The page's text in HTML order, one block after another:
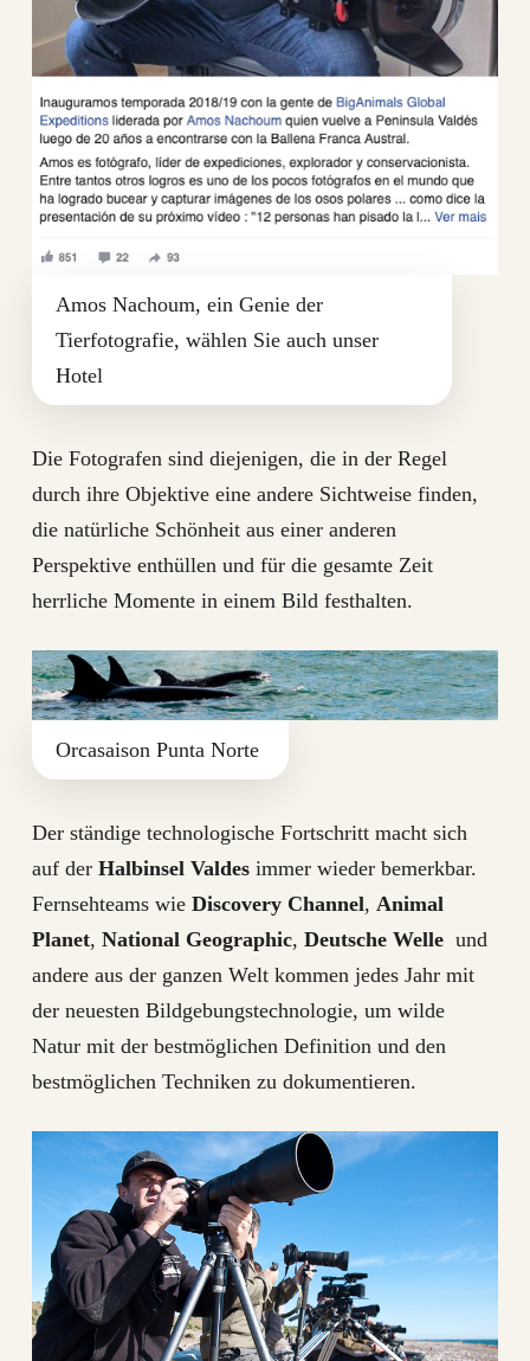
Amos Nachoum, ein Genie der
Tierfotografie, wählen Sie auch unser
Hotel
Die Fotografen sind diejenigen, die in der Regel
durch ihre Objektive eine andere Sichtweise finden,
die natürliche Schönheit aus einer anderen
Perspektive enthüllen und für die gesamte Zeit
herrliche Momente in einem Bild festhalten.
Orcasaison Punta Norte
Der ständige technologische Fortschritt macht sich
auf der Halbinsel Valdesimmer wieder bemerkbar.
Fernsehteams wie Discovery Channel, Animal
Planet, National Geographic, Deutsche Welleund
andere aus der ganzen Welt kommen jedes Jahr mit
der neuesten Bildgebungstechnologie, um wilde
Natur mit der bestmöglichen Definition und den
bestmöglichen Techniken zu dokumentieren.